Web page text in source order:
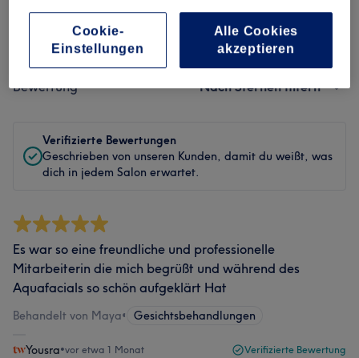
Behandlung Alle Bewertungen
Bewertung Nach Sternen filtern
Verifizierte Bewertungen
Geschrieben von unseren Kunden, damit du weißt, was
dich in jedem Salon erwartet.
Es war so eine freundliche und professionelle
Mitarbeiterin die mich begrüßt und während des
Aquafacials so schön aufgeklärt Hat
Behandelt von Maya• Gesichtsbehandlungen
Yousra•vor etwa 1 Monat Verifizierte Bewertung
Cookie-
Einstellungen
Alle Cookies
akzeptieren